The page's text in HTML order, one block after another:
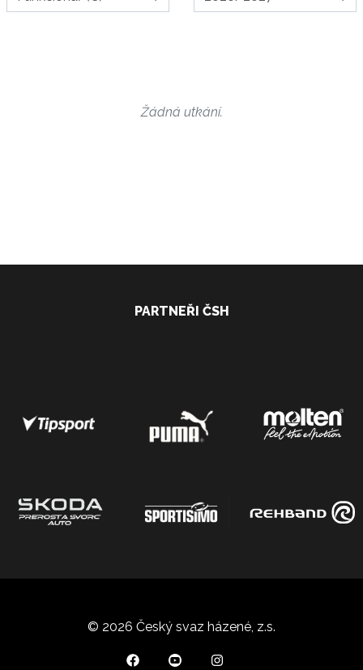
Žádná utkání.
PARTNEŘI ČSH
© 2026 Český svaz házené, z.s.